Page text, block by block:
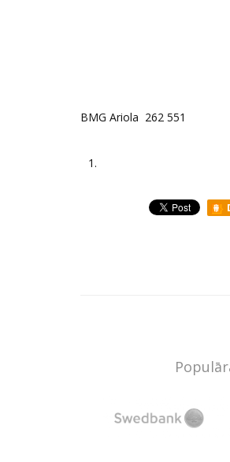
BMG Ariola 262 551
1.